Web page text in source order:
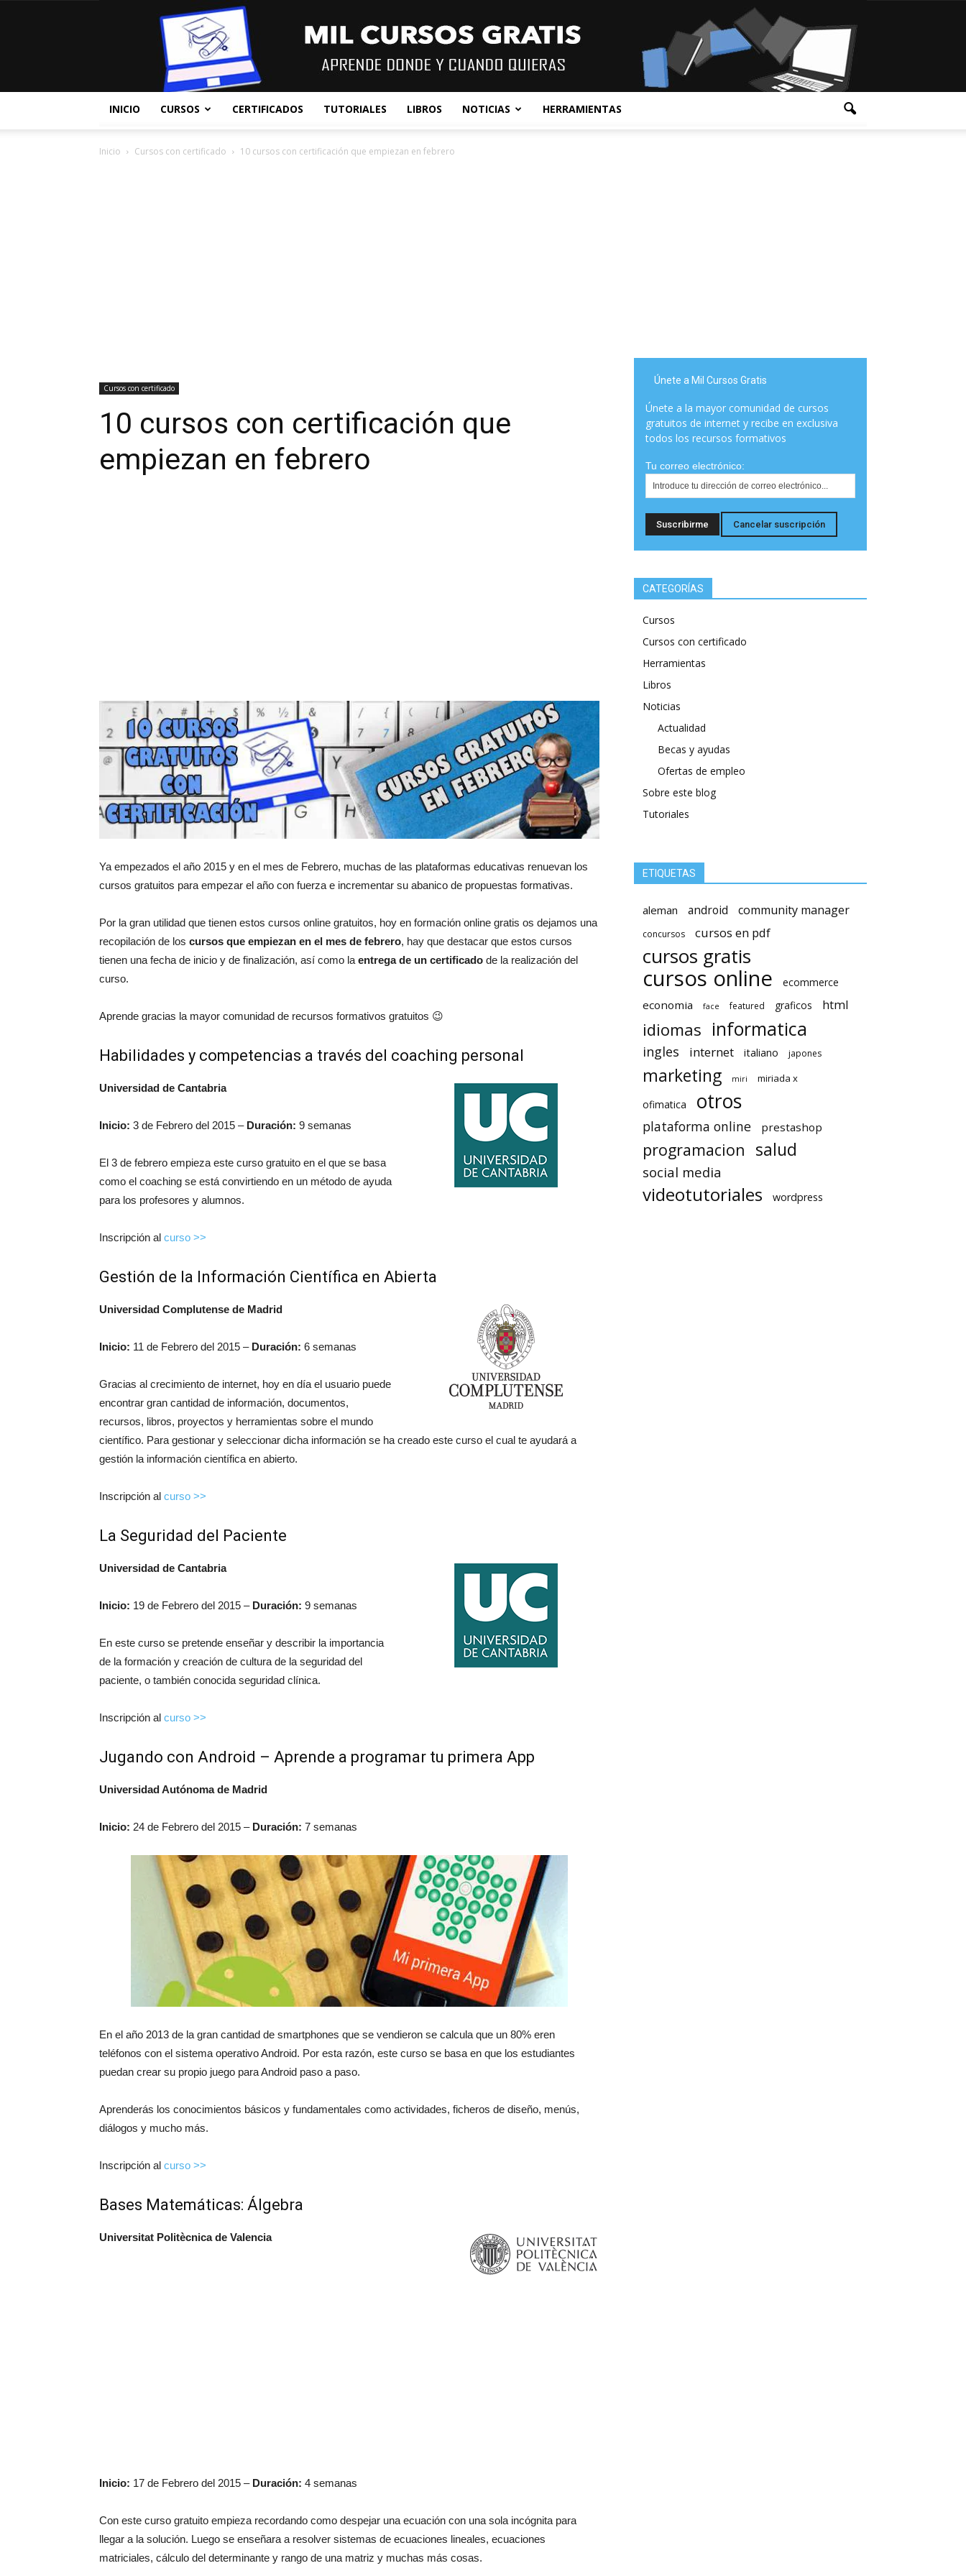
INICIO CURSOS CERTIFICADOS TUTORIALES LIBROS NOTICIAS HERRAMIENTAS
Inicio Cursos con certificado 10 cursos con certificación que empiezan en febrero
Cursos con certificado
10 cursos con certificación que
empiezan en febrero
Ya empezados el año 2015 y en el mes de Febrero, muchas de las plataformas educativas renuevan los
cursos gratuitos para empezar el año con fuerza e incrementar su abanico de propuestas formativas.
Por la gran utilidad que tienen estos cursos online gratuitos, hoy en formación online gratis os dejamos una
recopilación de los cursos que empiezan en el mes de febrero, hay que destacar que estos cursos
tienen una fecha de inicio y de finalización, así como la entrega de un certificado de la realización del
curso.
Aprende gracias la mayor comunidad de recursos formativos gratuitos 😉
Habilidades y competencias a través del coaching personal
Universidad de Cantabria
Inicio: 3 de Febrero del 2015 – Duración: 9 semanas
El 3 de febrero empieza este curso gratuito en el que se basa
como el coaching se está convirtiendo en un método de ayuda
para los profesores y alumnos.
Inscripción al curso >>
Gestión de la Información Científica en Abierta
Universidad Complutense de Madrid
Inicio: 11 de Febrero del 2015 – Duración: 6 semanas
Gracias al crecimiento de internet, hoy en día el usuario puede
encontrar gran cantidad de información, documentos,
recursos, libros, proyectos y herramientas sobre el mundo
científico. Para gestionar y seleccionar dicha información se ha creado este curso el cual te ayudará a
gestión la información científica en abierto.
Inscripción al curso >>
La Seguridad del Paciente
Universidad de Cantabria
Inicio: 19 de Febrero del 2015 – Duración: 9 semanas
En este curso se pretende enseñar y describir la importancia
de la formación y creación de cultura de la seguridad del
paciente, o también conocida seguridad clínica.
Inscripción al curso >>
Jugando con Android – Aprende a programar tu primera App
Universidad Autónoma de Madrid
Inicio: 24 de Febrero del 2015 –Duración: 7 semanas
En el año 2013 de la gran cantidad de smartphones que se vendieron se calcula que un 80% eren
teléfonos con el sistema operativo Android. Por esta razón, este curso se basa en que los estudiantes
puedan crear su propio juego para Android paso a paso.
Aprenderás los conocimientos básicos y fundamentales como actividades, ficheros de diseño, menús,
diálogos y mucho más.
Inscripción al curso >>
Bases Matemáticas: Álgebra
Universitat Politècnica de Valencia
Inicio: 17 de Febrero del 2015 – Duración: 4 semanas
Con este curso gratuito empieza recordando como despejar una ecuación con una sola incógnita para
llegar a la solución. Luego se enseñara a resolver sistemas de ecuaciones lineales, ecuaciones
matriciales, cálculo del determinante y rango de una matriz y muchas más cosas.
Únete a Mil Cursos Gratis
Únete a la mayor comunidad de cursos
gratuitos de internet y recibe en exclusiva
todos los recursos formativos
Tu correo electrónico:
CATEGORÍAS
Cursos
Cursos con certificado
Herramientas
Libros
Noticias
Actualidad
Becas y ayudas
Ofertas de empleo
Sobre este blog
Tutoriales
ETIQUETAS
aleman android community manager
concursos cursos en pdf
cursos gratis
cursos online ecommerce
economia face featured graficos html
idiomas informatica
ingles internet italiano japones
marketing miri miriada x
ofimatica otros
plataforma online prestashop
programacion salud
social media
videotutoriales wordpress